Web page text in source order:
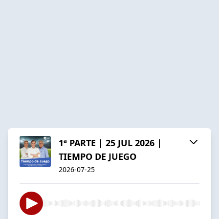
1ª PARTE | 25 JUL 2026 |
TIEMPO DE JUEGO
2026-07-25